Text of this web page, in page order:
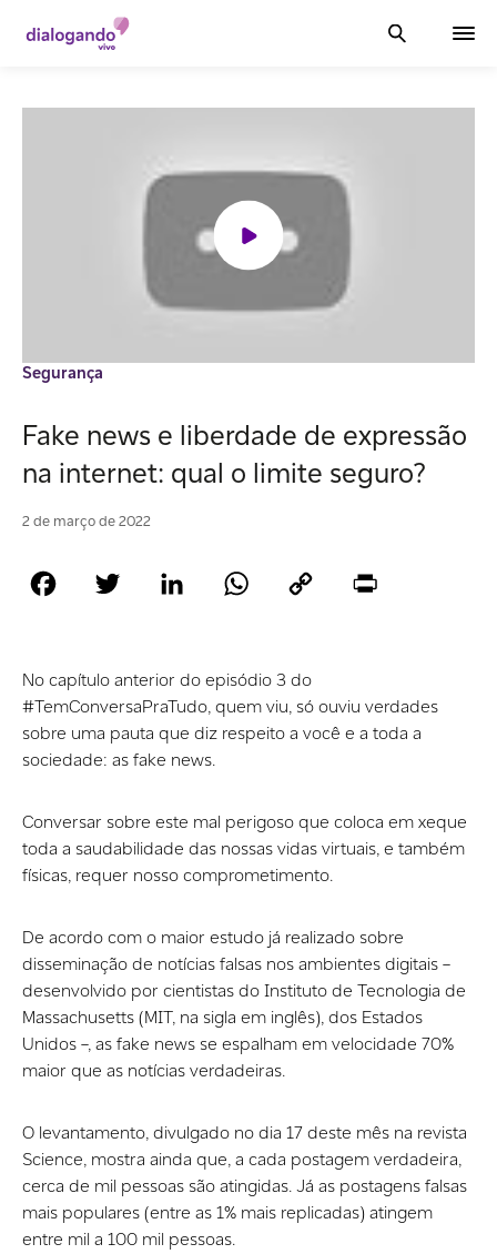
Segurança
Fake news e liberdade de expressão
na internet: qual o limite seguro?
2 de março de 2022
Facebook Twitter LinkedIn WhatsAppCopy
No capítulo anterior do episódio 3 do
#TemConversaPraTudo, quem viu, só ouviu verdades
sobre uma pauta que diz respeito a você e a toda a
sociedade: as fake news.
Conversar sobre este mal perigoso que coloca em xeque
toda a saudabilidade das nossas vidas virtuais, e também
físicas, requer nosso comprometimento.
De acordo com o maior estudo já realizado sobre
disseminação de notícias falsas nos ambientes digitais –
desenvolvido por cientistas do Instituto de Tecnologia de
Massachusetts (MIT, na sigla em inglês), dos Estados
Unidos –, as fake news se espalham em velocidade 70%
maior que as notícias verdadeiras.
O levantamento, divulgado no dia 17 deste mês na revista
Science, mostra ainda que, a cada postagem verdadeira,
cerca de mil pessoas são atingidas. Já as postagens falsas
mais populares (entre as 1% mais replicadas) atingem
entre mil a 100 mil pessoas.